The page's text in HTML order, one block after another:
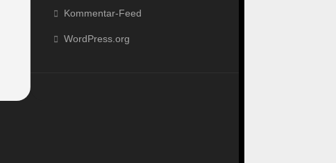
Kommentar-Feed
WordPress.org